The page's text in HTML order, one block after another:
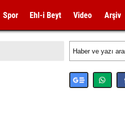
Spor Ehl-i Beyt Video Arşiv